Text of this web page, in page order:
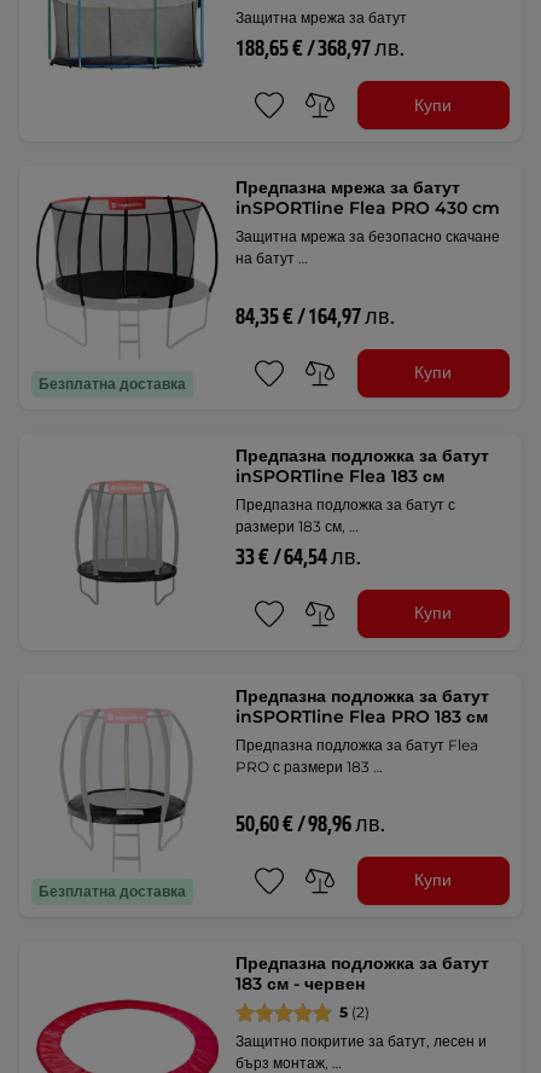
Защитна мрежа за батут
188,65 € / 368,97 лв.
Купи
Безплатна доставка
Предпазна мрежа за батут
inSPORTline Flea PRO 430 cm
Защитна мрежа за безопасно скачане
на батут …
84,35 € / 164,97 лв.
Купи
Предпазна подложка за батут
inSPORTline Flea 183 см
Предпазна подложка за батут с
размери 183 см, …
33 € / 64,54 лв.
Купи
Безплатна доставка
Предпазна подложка за батут
inSPORTline Flea PRO 183 см
Предпазна подложка за батут Flea
PRO с размери 183 …
50,60 € / 98,96 лв.
Купи
Предпазна подложка за батут
183 см - червен
5 (2)
Защитно покритие за батут, лесен и
бърз монтаж, …